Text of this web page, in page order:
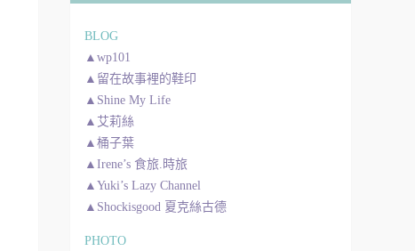
BLOG
▲wp101
▲留在故事裡的鞋印
▲Shine My Life
▲艾莉絲
▲桶子葉
▲Irene’s 食旅.時旅
▲Yuki’s Lazy Channel
▲Shockisgood 夏克絲古德
PHOTO